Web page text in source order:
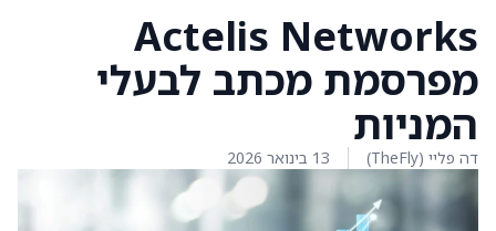
Actelis Networks
מפרסמת מכתב לבעלי
המניות
דה פליי (TheFly) 13 בינואר 2026